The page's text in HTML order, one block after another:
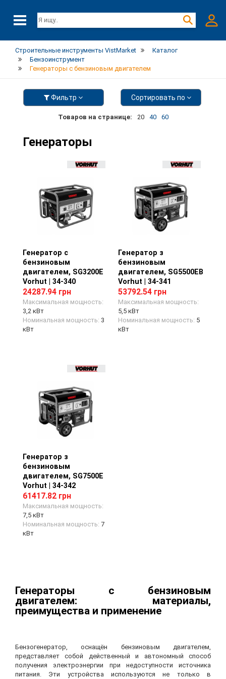
Строительные инструменты VistMarket
Каталог
Бензоинструмент
Генераторы с бензиновым двигателем
Фильтр Сортировать по
Товаров на странице: 20 40 60
Генераторы
Просмотр товара
Генератор с
бензиновым
двигателем, SG3200E
Vorhut | 34-340
24287.94 грн
Максимальная мощность:
3,2 кВт
Номинальная мощность: 3
кВт
Просмотр товара
Генератор з
бензиновым
двигателем, SG5500EB
Vorhut | 34-341
53792.54 грн
Максимальная мощность:
5,5 кВт
Номинальная мощность: 5
кВт
Просмотр товара
Генератор з
бензиновым
двигателем, SG7500E
Vorhut | 34-342
61417.82 грн
Максимальная мощность:
7,5 кВт
Номинальная мощность: 7
кВт
Генераторы с бензиновым
двигателем: материалы,
преимущества и применение
Бензогенератор, оснащён бензиновым двигателем,
представляет собой действенный и автономный способ
получения электроэнергии при недоступности источника
питания. Эти устройства используются не только в